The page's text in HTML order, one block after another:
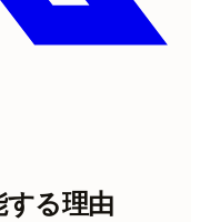
る理由